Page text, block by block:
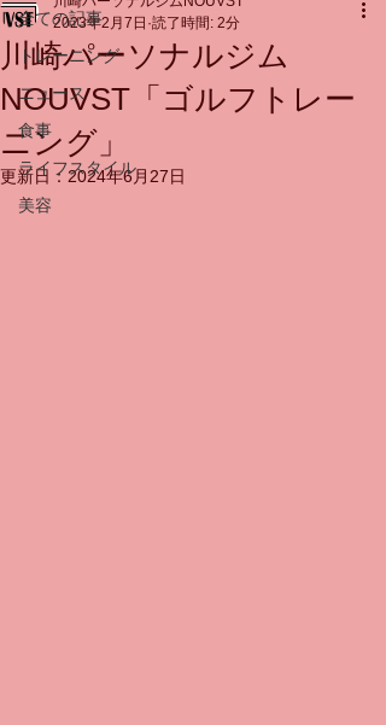
スタッフ よくある質問 料金
お問い合わせ
全ての記事
トレーニング
ニュース
食事
ライフスタイル
美容
川崎パーソナルジム
NOUVST「ゴルフトレー
ニング」
2023年2月7日 読了時間: 2分
更新日： 2024年6月27日